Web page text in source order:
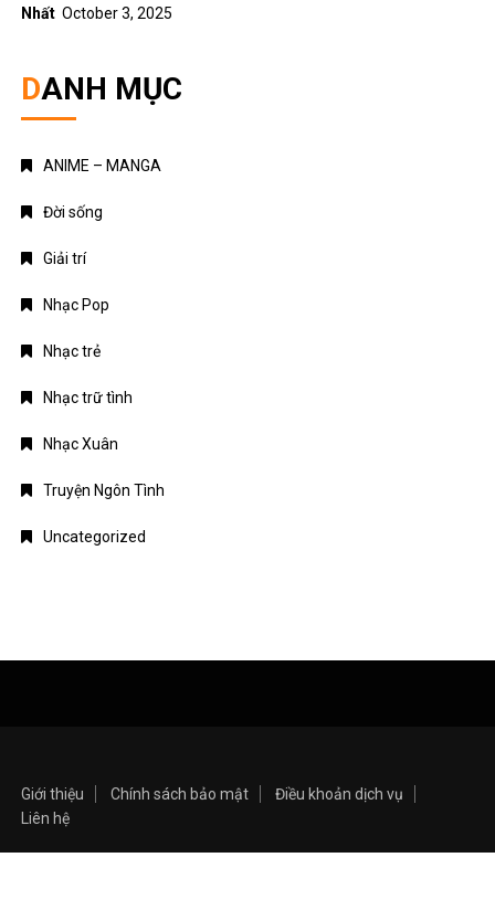
Nhất October 3, 2025
DANH MỤC
ANIME – MANGA
Đời sống
Giải trí
Nhạc Pop
Nhạc trẻ
Nhạc trữ tình
Nhạc Xuân
Truyện Ngôn Tình
Uncategorized
Giới thiệu Chính sách bảo mật
Điều khoản dịch vụ
Liên hệ